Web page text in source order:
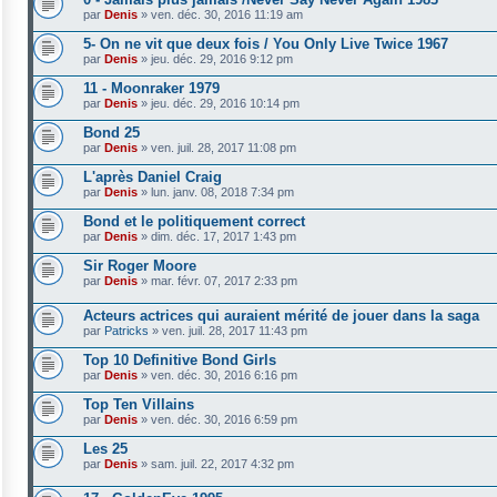
par Denis » ven. déc. 30, 2016 11:19 am
5- On ne vit que deux fois / You Only Live Twice 1967
par Denis » jeu. déc. 29, 2016 9:12 pm
11 - Moonraker 1979
par Denis » jeu. déc. 29, 2016 10:14 pm
Bond 25
par Denis » ven. juil. 28, 2017 11:08 pm
L'après Daniel Craig
par Denis » lun. janv. 08, 2018 7:34 pm
Bond et le politiquement correct
par Denis » dim. déc. 17, 2017 1:43 pm
Sir Roger Moore
par Denis » mar. févr. 07, 2017 2:33 pm
Acteurs actrices qui auraient mérité de jouer dans la saga
par Patricks » ven. juil. 28, 2017 11:43 pm
Top 10 Definitive Bond Girls
par Denis » ven. déc. 30, 2016 6:16 pm
Top Ten Villains
par Denis » ven. déc. 30, 2016 6:59 pm
Les 25
par Denis » sam. juil. 22, 2017 4:32 pm